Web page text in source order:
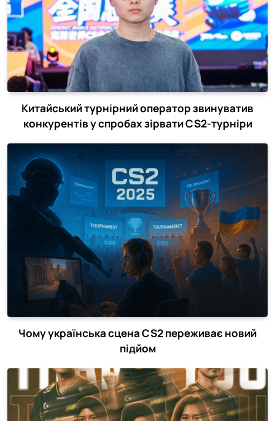
Китайський турнірний оператор звинуватив
конкурентів у спробах зірвати CS2-турніри
Чому українська сцена CS2 переживає новий
підйом